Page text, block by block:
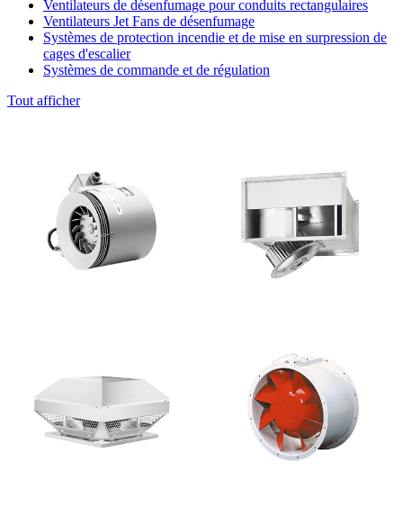
Ventilateurs de désenfumage pour conduits rectangulaires
Ventilateurs Jet Fans de désenfumage
Systèmes de protection incendie et de mise en surpression de
cages d'escalier
Systèmes de commande et de régulation
Tout afficher